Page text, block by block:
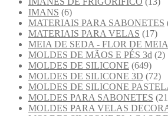
IMANS (6)
MATERIAIS PARA SABONETES
MATERIAIS PARA VELAS (17)
MEIA DE SEDA - FLOR DE MEIA
MOLDES DE MÃOS E PÉS 3d (2)
MOLDES DE SILICONE (649)
MOLDES DE SILICONE 3D (72)
MOLDES DE SILICONE
MOLDES PARA SABONETES
MOLDES PARA VELAS